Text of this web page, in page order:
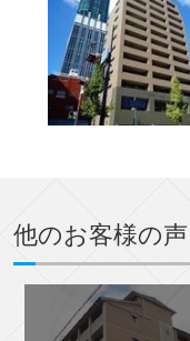
他のお客様の声